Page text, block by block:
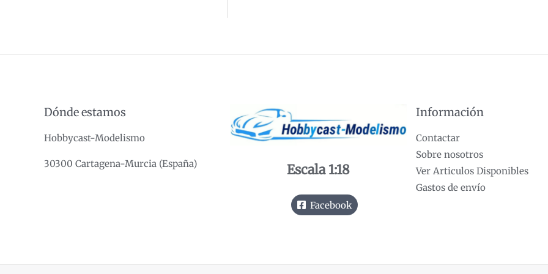
Dónde estamos
Hobbycast-Modelismo
30300 Cartagena-Murcia (España) Escala 1:18
Facebook
Información
Contactar
Sobre nosotros
Ver Articulos Disponibles
Gastos de envío